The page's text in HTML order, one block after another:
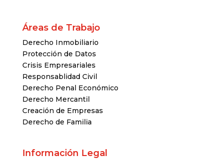
Áreas de Trabajo
Derecho Inmobiliario
Protección de Datos
Crisis Empresariales
Responsablidad Civil
Derecho Penal Económico
Derecho Mercantil
Creación de Empresas
Derecho de Familia
Información Legal